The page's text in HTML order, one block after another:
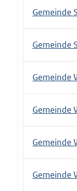
Gemeinde
Gemeinde
Gemeinde
Gemeinde
Gemeinde
Gemeinde